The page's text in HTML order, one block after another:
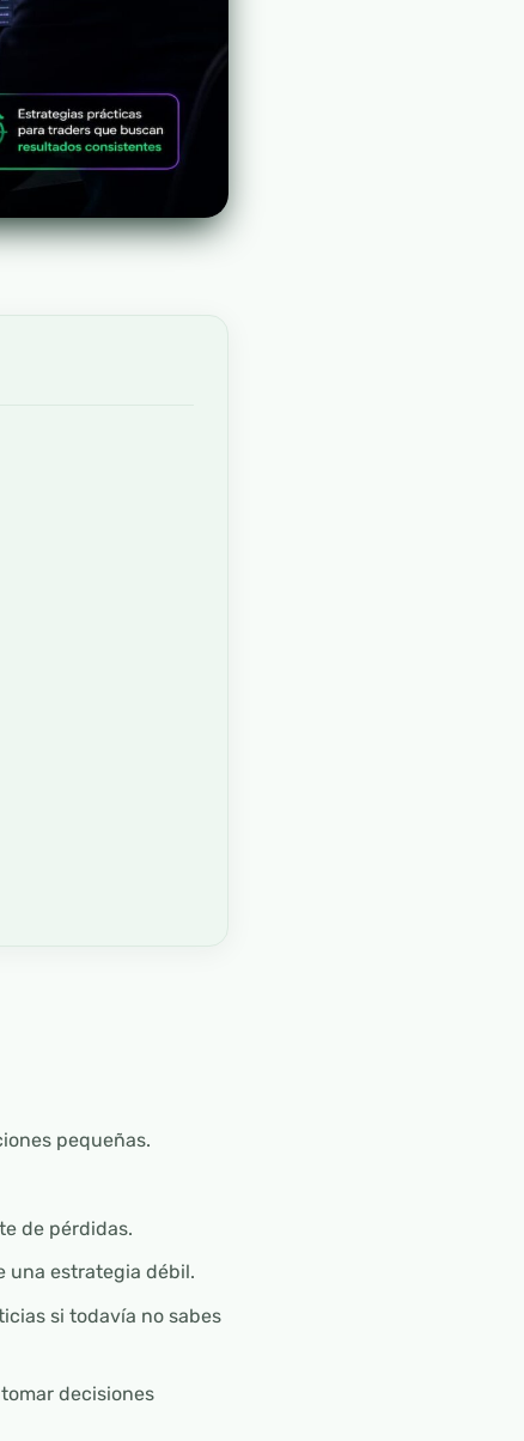
pequeñas.
de pérdidas.
una estrategia débil.
si todavía no sabes
decisiones